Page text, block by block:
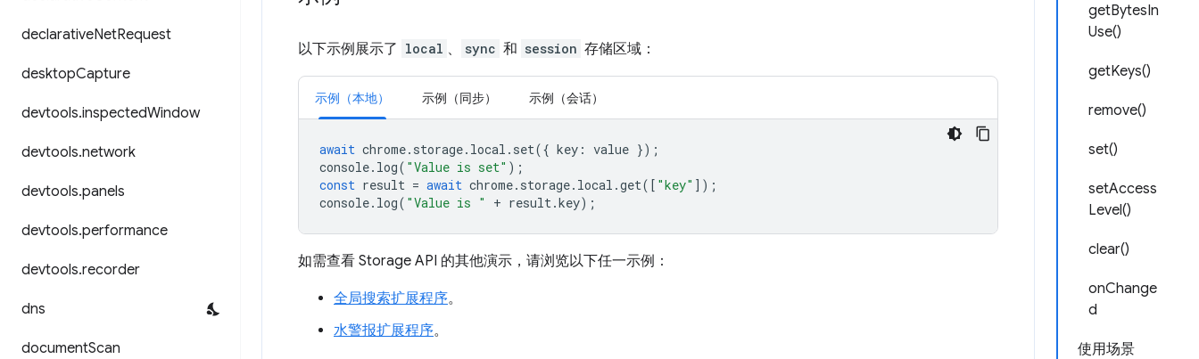
declarativeNetRequest
desktopCapture
devtools.inspectedWindow
devtools.network
devtools.panels
devtools.performance
devtools.recorder
dns
documentScan
getBytesIn
Use()
getKeys()
remove()
set()
setAccess
Level()
clear()
onChange
d
使用场景
以下示例展示了 local 、 sync 和 session 存储区域：
示例（本地） 示例（同步） 示例（会话）
await chrome. storage. local . set({ key : value });
console. log( "Value is set" );
const result = await chrome. storage. local .get([ "key" ]);
console. log( "Value is " + result.key);
如需查看 Storage API 的其他演示，请浏览以下任一示例：
全局搜索扩展程序。
水警报扩展程序。